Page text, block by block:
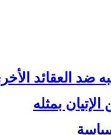
بمثله